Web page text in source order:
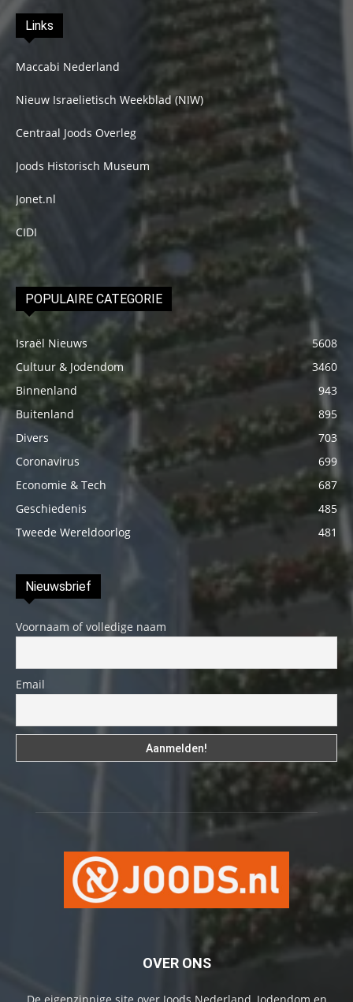
Links
Maccabi Nederland
Nieuw Israelietisch Weekblad (NIW)
Centraal Joods Overleg
Joods Historisch Museum
Jonet.nl
CIDI
POPULAIRE CATEGORIE
Israël Nieuws
5608
Cultuur & Jodendom
3460
Binnenland
943
Buitenland
895
Divers
703
Coronavirus
699
Economie & Tech
687
Geschiedenis
485
Tweede Wereldoorlog
481
Nieuwsbrief
Voornaam of volledige naam
Email
OVER ONS